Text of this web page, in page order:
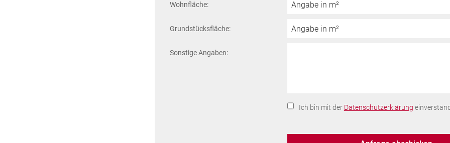
Wohnfläche:
Grundstücksfläche:
Sonstige Angaben:
Ich bin mit der Datenschutzerklärung